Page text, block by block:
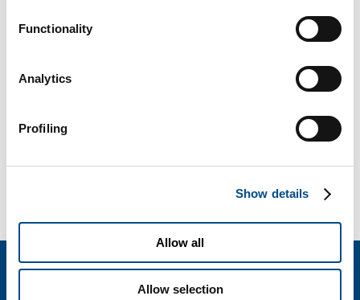
Functionality
Analytics
Profiling
Show details
Allow all
Allow selection